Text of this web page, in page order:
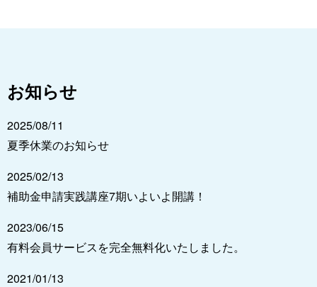
お知らせ
2025/08/11
夏季休業のお知らせ
2025/02/13
補助金申請実践講座7期いよいよ開講！
2023/06/15
有料会員サービスを完全無料化いたしました。
2021/01/13